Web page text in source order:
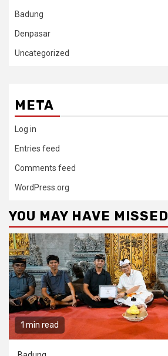
Badung
Denpasar
Uncategorized
META
Log in
Entries feed
Comments feed
WordPress.org
YOU MAY HAVE MISSED
1 min read